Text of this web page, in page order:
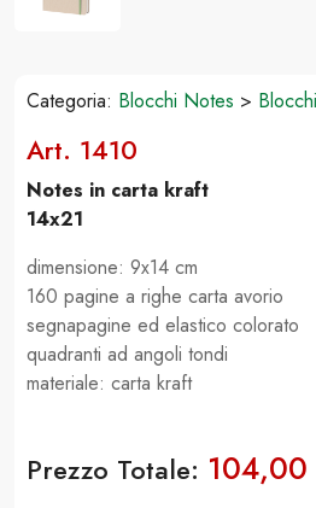
Categoria: Blocchi Notes >
Art. 1410
Notes in carta kraft
14x21
dimensione: 9x14 cm
160 pagine a righe carta avorio
segnapagine ed elastico colorato
quadranti ad angoli tondi
materiale: carta kraft
Prezzo Totale: 104,00